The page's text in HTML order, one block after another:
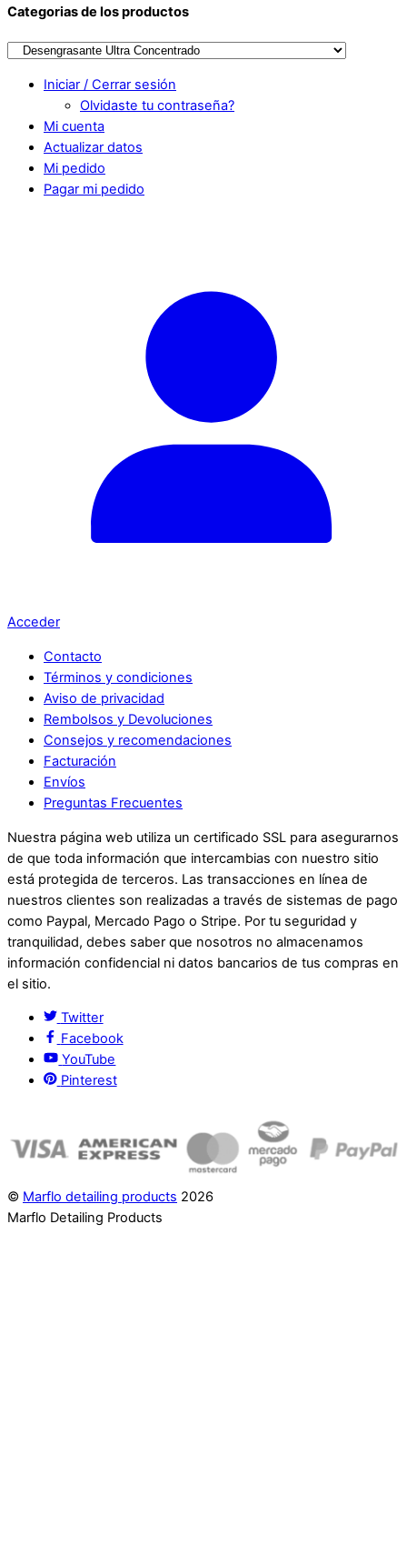
Categorias de los productos
Iniciar / Cerrar sesión
Olvidaste tu contraseña?
Mi cuenta
Actualizar datos
Mi pedido
Pagar mi pedido
Acceder
Contacto
Términos y condiciones
Aviso de privacidad
Rembolsos y Devoluciones
Consejos y recomendaciones
Facturación
Envíos
Preguntas Frecuentes
Nuestra página web utiliza un certificado SSL para asegurarnos
de que toda información que intercambias con nuestro sitio
está protegida de terceros. Las transacciones en línea de
nuestros clientes son realizadas a través de sistemas de pago
como Paypal, Mercado Pago o Stripe. Por tu seguridad y
tranquilidad, debes saber que nosotros no almacenamos
información confidencial ni datos bancarios de tus compras en
el sitio.
Twitter
Facebook
YouTube
Pinterest
© Marflo detailing products 2026
Marflo Detailing Products